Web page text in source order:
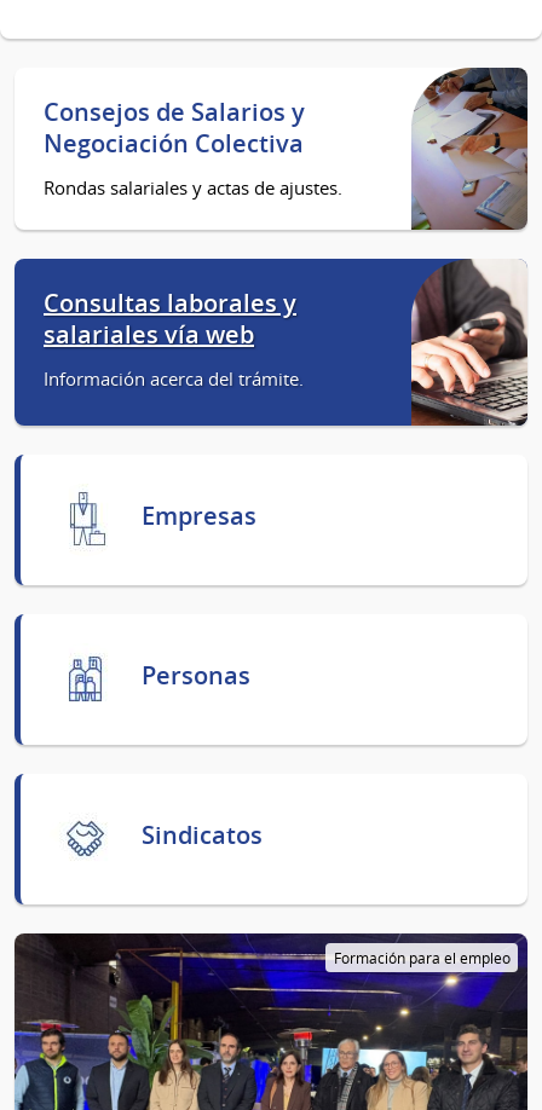
Consejos de Salarios y
Negociación Colectiva
Rondas salariales y actas de ajustes.
Consultas laborales y
salariales vía web
Información acerca del trámite.
Empresas
Personas
Sindicatos
Formación para el empleo